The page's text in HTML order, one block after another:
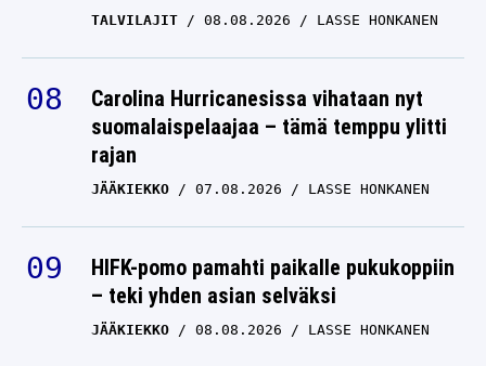
TALVILAJIT 08.08.2026 LASSE HONKANEN
Carolina Hurricanesissa vihataan nyt
suomalaispelaajaa – tämä temppu ylitti
rajan
JÄÄKIEKKO 07.08.2026 LASSE HONKANEN
HIFK-pomo pamahti paikalle pukukoppiin
– teki yhden asian selväksi
JÄÄKIEKKO 08.08.2026 LASSE HONKANEN